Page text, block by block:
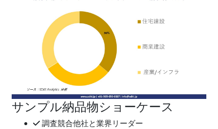
サンプル納品物ショーケース
調査競合他社と業界リーダー